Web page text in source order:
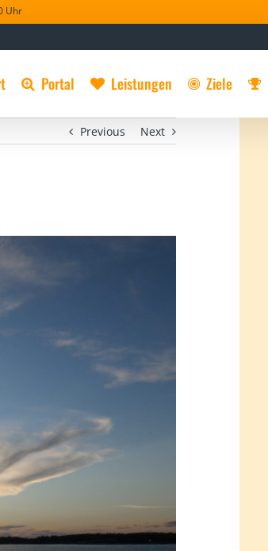
Uhr
Portal Leistungen Ziele
Previous Next